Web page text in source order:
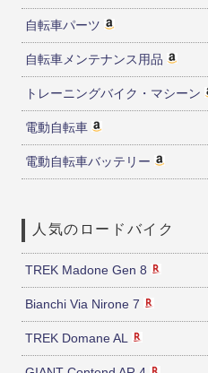
自転車パーツ
自転車メンテナンス用品
トレーニングバイク・マシーン
電動自転車
電動自転車バッテリー
人気のロードバイク
TREK Madone Gen 8
Bianchi Via Nirone 7
TREK Domane AL